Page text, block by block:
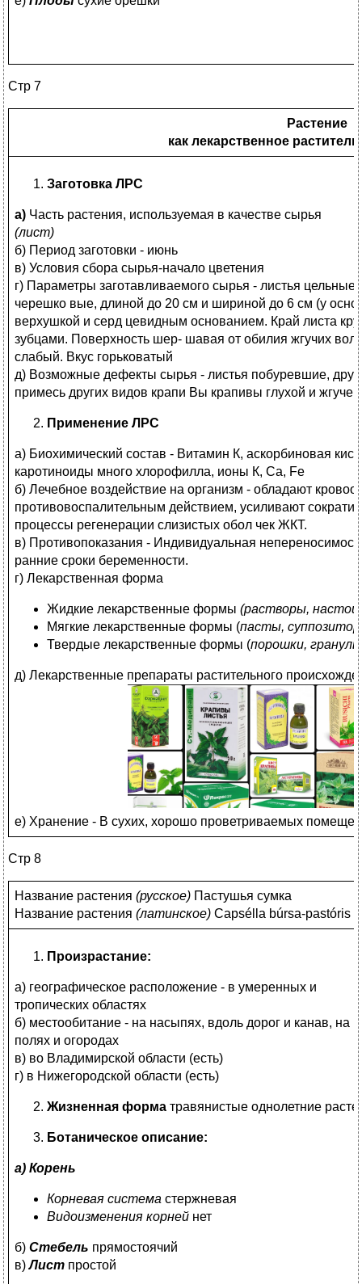
Стр 7
Растение
как лекарственное
Заготовка ЛРС
а) Часть растения, используемая в качестве сырья
(лист)
б) Период заготовки - июнь
в) Условия сбора сырья-начало цветения
г) Параметры заготавливаемого сырья - листья
черешко вые, длиной до 20 см и шириной до 6 см (у
верхушкой и серд цевидным основанием. Край листа
зубцами. Поверхность шер- шавая от обилия жгучих
слабый. Вкус горьковатый
д) Возможные дефекты сырья - листья побуревшие,
примесь других видов крапи Вы крапивы глухой и
Применение ЛРС
а) Биохимический состав - Витамин К, аскорбиновая
каротиноиды много хлорофилла, ионы К, Ca, Fe
б) Лечебное воздействие на организм - обладают
противовоспалительным действием, усиливают
процессы регенерации слизистых обол чек ЖКТ.
в) Противопоказания - Индивидуальная
ранние сроки беременности.
г) Лекарственная форма
Жидкие лекарственные формы (растворы,
Мягкие лекарственные формы (пасты,
Твердые лекарственные формы (порошки,
д) Лекарственные препараты растительного
е) Хранение - В сухих, хорошо проветриваемых
Стр 8
Название растения (русское) Пастушья сумка
Название растения (латинское) Capsélla búrsa-pastóris
Произрастание:
а) географическое расположение - в умеренных и
тропических областях
б) местообитание - на насыпях, вдоль дорог и канав, на
полях и огородах
в) во Владимирской области (есть)
г) в Нижегородской области (есть)
Жизненная форма травянистые однолетние
Ботаническое описание:
а) Корень
Корневая система стержневая
Видоизменения корней нет
б) Стебель прямостоячий
в)Лист простой